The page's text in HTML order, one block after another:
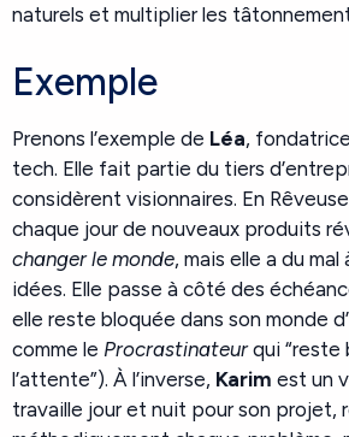
naturels et multiplier les
Exemple
Prenons l’exemple de Léa,
tech. Elle fait partie du tiers
considèrent visionnaires. En
chaque jour de nouveaux produits
changer le monde, mais elle a du
idées. Elle passe à côté des
elle reste bloquée dans son monde
comme le Procrastinateurqui “reste
l’attente”). À l’inverse, Karim est un
travaille jour et nuit pour son projet,